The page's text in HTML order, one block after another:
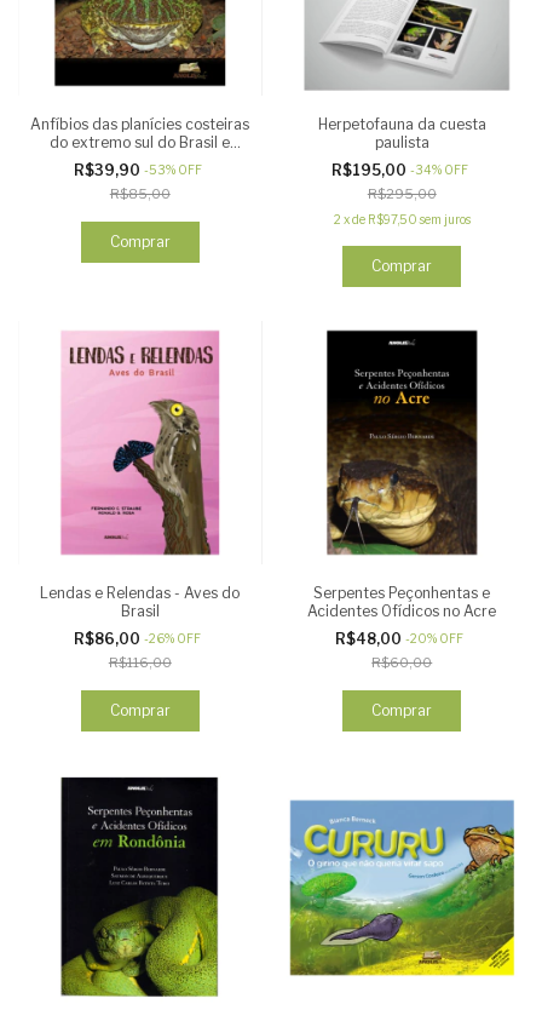
Anfíbios das planícies costeiras
do extremo sul do Brasil e
Uruguai
R$39,90 -53% OFF
R$85,00
Herpetofauna da cuesta
paulista
R$195,00 -34% OFF
R$295,00
2 xde R$97,50 sem juros
Lendas e Relendas - Aves do
Brasil
R$86,00-26% OFF
R$116,00
Serpentes Peçonhentas e
Acidentes Ofídicos no Acre
R$48,00-20% OFF
R$60,00